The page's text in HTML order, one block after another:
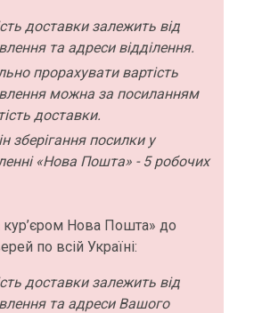
доставки залежить від
та адреси відділення.
прорахувати вартість
можна за посиланням
доставки.
зберігання посилки у
«Нова Пошта» - 5 робочих
Нова Пошта» до
по всій Україні:
доставки залежить від
та адреси Вашого